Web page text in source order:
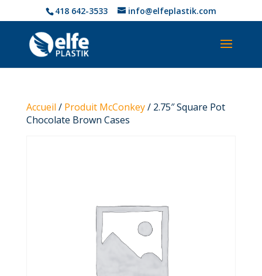
418 642-3533 info@elfeplastik.com
Accueil / Produit McConkey/ 2.75″ Square Pot
Chocolate Brown Cases